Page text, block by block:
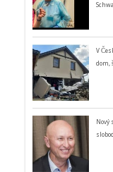
V
dom,
Nový